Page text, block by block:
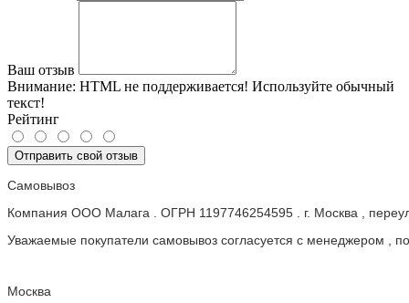
Ваш отзыв
Внимание: HTML не поддерживается! Используйте обычный
текст!
Рейтинг
Отправить свой отзыв
Самовывоз
Компания ООО Малага . ОГРН 1197746254595 . г. Москва ,
Уважаемые покупатели самовывоз согласуется с менеджером ,
Москва